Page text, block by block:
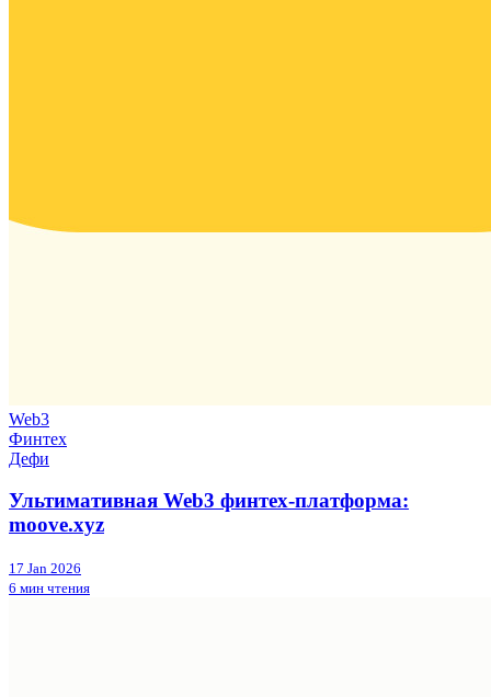
Web3
Финтех
Дефи
Ультимативная Web3 финтех-платформа:
moove.xyz
17 Jan 2026
6 мин чтения